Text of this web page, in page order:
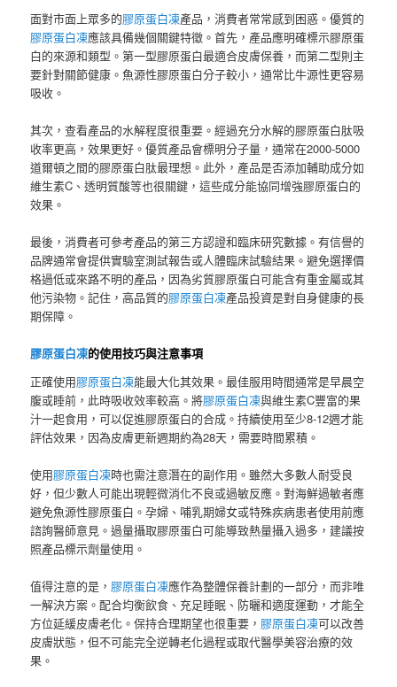
面對市面上眾多的膠原蛋白凍產品，消費者常常感到困惑。優質的
膠原蛋白凍應該具備幾個關鍵特徵。首先，產品應明確標示膠原蛋
白的來源和類型。第一型膠原蛋白最適合皮膚保養，而第二型則主
要針對關節健康。魚源性膠原蛋白分子較小，通常比牛源性更容易
吸收。
其次，查看產品的水解程度很重要。經過充分水解的膠原蛋白肽吸
收率更高，效果更好。優質產品會標明分子量，通常在2000-5000
道爾頓之間的膠原蛋白肽最理想。此外，產品是否添加輔助成分如
維生素C、透明質酸等也很關鍵，這些成分能協同增強膠原蛋白的
效果。
最後，消費者可參考產品的第三方認證和臨床研究數據。有信譽的
品牌通常會提供實驗室測試報告或人體臨床試驗結果。避免選擇價
格過低或來路不明的產品，因為劣質膠原蛋白可能含有重金屬或其
他污染物。記住，高品質的膠原蛋白凍產品投資是對自身健康的長
期保障。
膠原蛋白凍的使用技巧與注意事項
正確使用膠原蛋白凍能最大化其效果。最佳服用時間通常是早晨空
腹或睡前，此時吸收效率較高。將膠原蛋白凍與維生素C豐富的果
汁一起食用，可以促進膠原蛋白的合成。持續使用至少8-12週才能
評估效果，因為皮膚更新週期約為28天，需要時間累積。
使用膠原蛋白凍時也需注意潛在的副作用。雖然大多數人耐受良
好，但少數人可能出現輕微消化不良或過敏反應。對海鮮過敏者應
避免魚源性膠原蛋白。孕婦、哺乳期婦女或特殊疾病患者使用前應
諮詢醫師意見。過量攝取膠原蛋白可能導致熱量攝入過多，建議按
照產品標示劑量使用。
值得注意的是，膠原蛋白凍應作為整體保養計劃的一部分，而非唯
一解決方案。配合均衡飲食、充足睡眠、防曬和適度運動，才能全
方位延緩皮膚老化。保持合理期望也很重要，膠原蛋白凍可以改善
皮膚狀態，但不可能完全逆轉老化過程或取代醫學美容治療的效
果。